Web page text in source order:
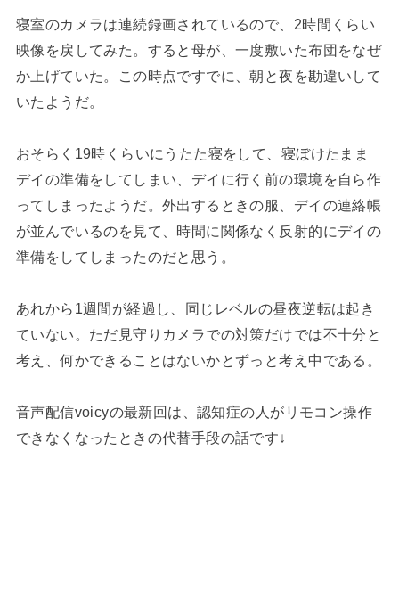
寝室のカメラは連続録画されているので、2時間くらい
映像を戻してみた。すると母が、一度敷いた布団をなぜ
か上げていた。この時点ですでに、朝と夜を勘違いして
いたようだ。
おそらく19時くらいにうたた寝をして、寝ぼけたまま
デイの準備をしてしまい、デイに行く前の環境を自ら作
ってしまったようだ。外出するときの服、デイの連絡帳
が並んでいるのを見て、時間に関係なく反射的にデイの
準備をしてしまったのだと思う。
あれから1週間が経過し、同じレベルの昼夜逆転は起き
ていない。ただ見守りカメラでの対策だけでは不十分と
考え、何かできることはないかとずっと考え中である。
音声配信voicyの最新回は、認知症の人がリモコン操作
できなくなったときの代替手段の話です↓